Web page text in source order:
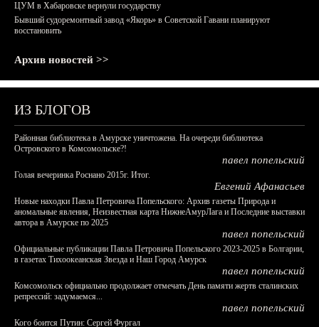
ЦУМ в Хабаровске вернули государству
Бывший судоремонтный завод «Якорь» в Советской Гавани планируют
восстановить
Архив новостей >>
ИЗ БЛОГОВ
Районная библиотека в Амурске уничтожена. На очереди библиотека
Островского в Комсомольске?!
павел попельский
Голая вечеринка Роснано 2015г. Итог.
Евгений Афанасьев
Новые находки Павла Петровича Попельского: Архив газеты Природа и
аномальные явления, Неизвестная карта НижнеАмурЛага и Последние выставки
автора в Амурске по 2025
павел попельский
Официальные публикации Павла Петровича Попельского 2023-2025 в Болгарии,
в газетах Тихоокеанская Звезда и Наш Город Амурск
павел попельский
Комсомольск официально продолжает отмечать День памяти жертв сталинских
репрессий: задумаемся...
павел попельский
Кого боится Путин: Сергей Фургал